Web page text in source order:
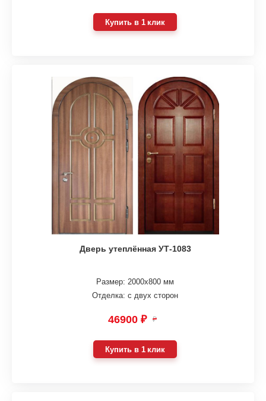
Купить в 1 клик
Дверь утеплённая УТ-1083
Размер: 2000х800 мм
Отделка: с двух сторон
46900 ₽ ₽
Купить в 1 клик